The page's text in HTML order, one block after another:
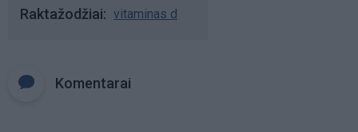
Raktažodžiai vitaminas d
Komentarai